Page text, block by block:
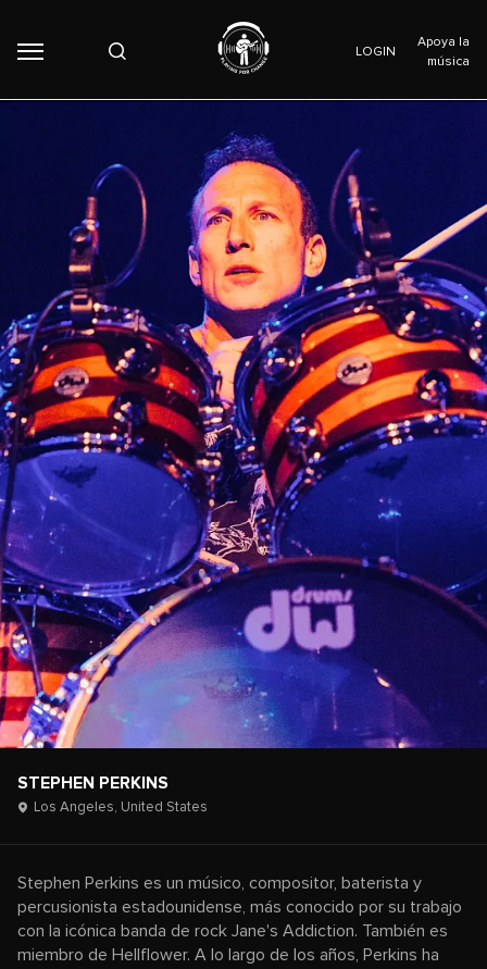
LOGIN
Apoya la
música
STEPHEN PERKINS
Los Angeles, United States
Stephen Perkins es un músico, compositor, baterista y
percusionista estadounidense, más conocido por su trabajo
con la icónica banda de rock Jane's Addiction. También es
miembro de Hellflower. A lo largo de los años, Perkins ha